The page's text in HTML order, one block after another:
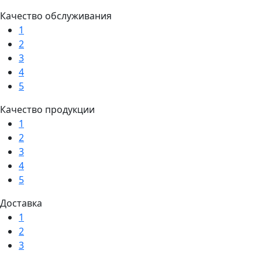
Качество обслуживания
1
2
3
4
5
Качество продукции
1
2
3
4
5
Доставка
1
2
3